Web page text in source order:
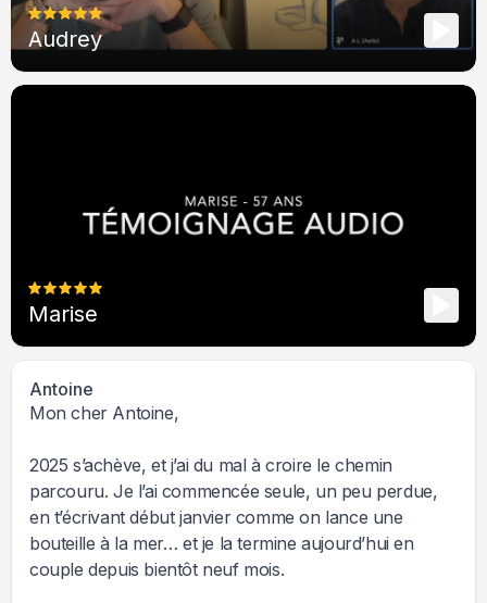
Audrey
Marise
Antoine
Mon cher Antoine,
2025 s’achève, et j’ai du mal à croire le chemin
parcouru. Je l’ai commencée seule, un peu perdue,
en t’écrivant début janvier comme on lance une
bouteille à la mer… et je la termine aujourd’hui en
couple depuis bientôt neuf mois.